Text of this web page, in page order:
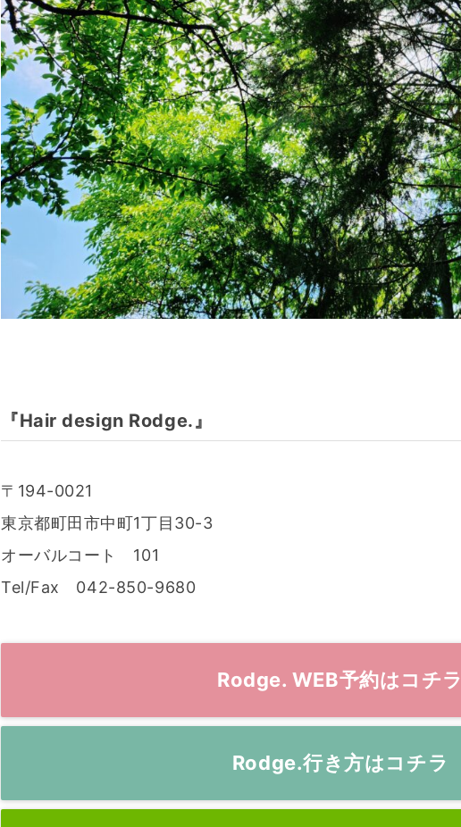
『Hair design Rodge.』
〒194-0021
東京都町田市中町1丁目30-3
オーバルコート 101
Tel/Fax 042-850-9680
Rodge. WEB予約はコチラ
Rodge.行き方はコチラ